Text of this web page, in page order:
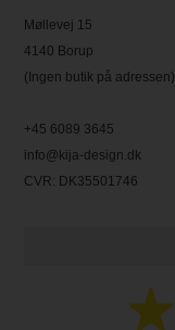
Møllevej 15
4140 Borup
(Ingen butik på adressen)
+45 6089 3645
info@kija-design.dk
CVR: DK35501746